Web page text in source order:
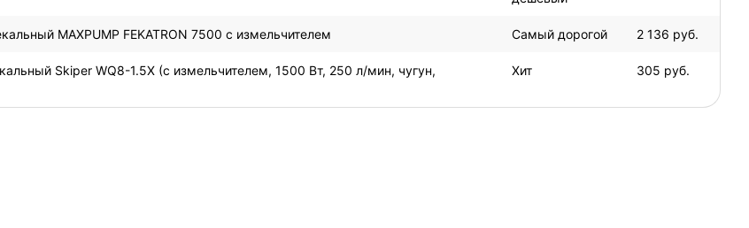
MAXPUMP FEKATRON 7500 с измельчителем Самый дорогой 2 136 руб.
Skiper WQ8-1.5X (с измельчителем, 1500 Вт, 250 л/мин, чугун,
Хит 305 руб.